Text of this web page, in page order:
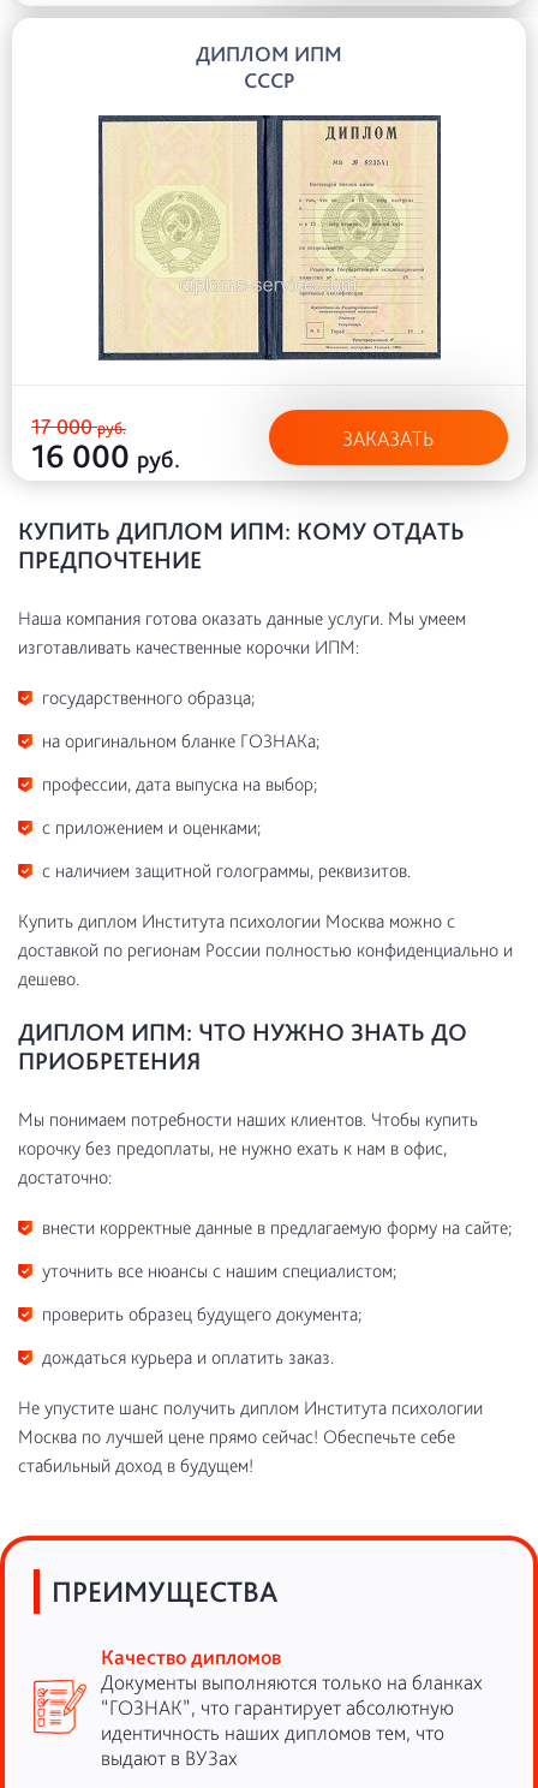
ДИПЛОМ ИПМ
СССР
17 000руб.
16 000 руб.
ЗАКАЗАТЬ
КУПИТЬ ДИПЛОМ ИПМ: КОМУ ОТДАТЬ
ПРЕДПОЧТЕНИЕ
Наша компания готова оказать данные услуги. Мы умеем
изготавливать качественные корочки ИПМ:
государственного образца;
на оригинальном бланке ГОЗНАКа;
профессии, дата выпуска на выбор;
с приложением и оценками;
с наличием защитной голограммы, реквизитов.
Купить диплом Института психологии Москва можно с
доставкой по регионам России полностью конфиденциально и
дешево.
ДИПЛОМ ИПМ: ЧТО НУЖНО ЗНАТЬ ДО
ПРИОБРЕТЕНИЯ
Мы понимаем потребности наших клиентов. Чтобы купить
корочку без предоплаты, не нужно ехать к нам в офис,
достаточно:
внести корректные данные в предлагаемую форму на сайте;
уточнить все нюансы с нашим специалистом;
проверить образец будущего документа;
дождаться курьера и оплатить заказ.
Не упустите шанс получить диплом Института психологии
Москва по лучшей цене прямо сейчас! Обеспечьте себе
стабильный доход в будущем!
ПРЕИМУЩЕСТВА
Качество дипломов
Документы выполняются только на бланках
“ГОЗНАК”, что гарантирует абсолютную
идентичность наших дипломов тем, что
выдают в ВУЗах